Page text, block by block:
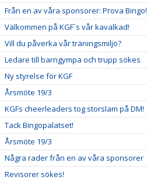
Från en av våra sponsorer: Prova Bingo!
Välkommen på KGF`s vår kavalkad!
Vill du påverka vår träningsmiljö?
Ledare till barngympa och trupp sökes
Ny styrelse för KGF
Årsmöte 19/3
KGFs cheerleaders tog storslam på DM!
Tack Bingopalatset!
Årsmöte 19/3
Några rader från en av våra sponsorer
Revisorer sökes!